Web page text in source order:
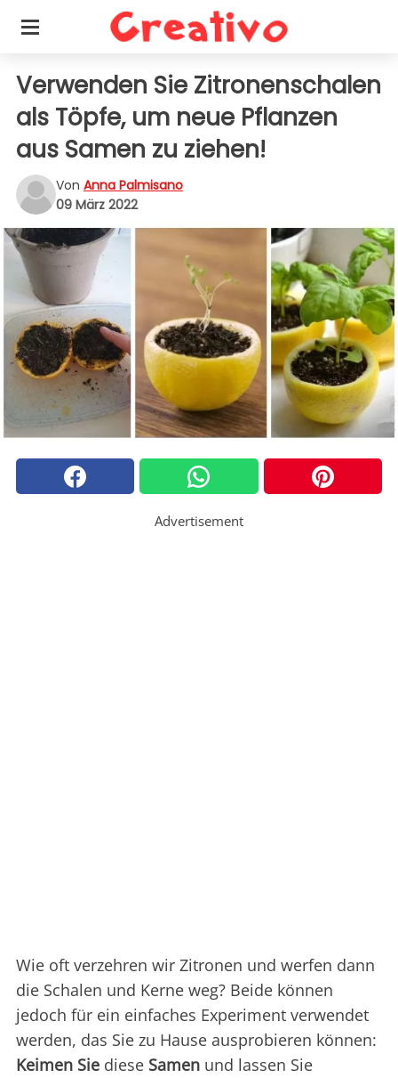
Verwenden Sie Zitronenschalen
als Töpfe, um neue Pflanzen
aus Samen zu ziehen!
Von Anna Palmisano
09 März 2022
Advertisement
Wie oft verzehren wir Zitronen und werfen dann
die Schalen und Kerne weg? Beide können
jedoch für ein einfaches Experiment verwendet
werden, das Sie zu Hause ausprobieren können:
Keimen Sie diese Samen und lassen Sie